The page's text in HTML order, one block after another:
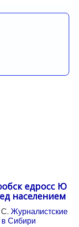
едросс Ю
населением
Журналистские
Сибири